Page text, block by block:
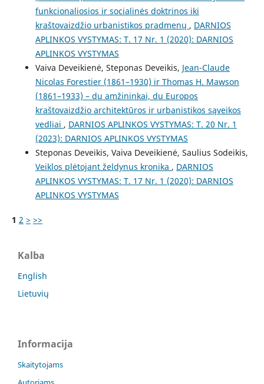
funkcionaliosios ir socialinės doktrinos iki
kraštovaizdžio urbanistikos pradmenų , DARNIOS
APLINKOS VYSTYMAS: T. 17 Nr. 1 (2020): DARNIOS
APLINKOS VYSTYMAS
Vaiva Deveikienė, Steponas Deveikis, Jean-Claude
Nicolas Forestier (1861–1930) ir Thomas H. Mawson
(1861–1933) – du amžininkai, du Europos
kraštovaizdžio architektūros ir urbanistikos sąveikos
vedliai , DARNIOS APLINKOS VYSTYMAS: T. 20 Nr. 1
(2023): DARNIOS APLINKOS VYSTYMAS
Steponas Deveikis, Vaiva Deveikienė, Saulius Sodeikis,
Veiklos plėtojant želdynus kronika , DARNIOS
APLINKOS VYSTYMAS: T. 17 Nr. 1 (2020): DARNIOS
APLINKOS VYSTYMAS
1 2 > >>
Kalba
English
Lietuvių
Informacija
Skaitytojams